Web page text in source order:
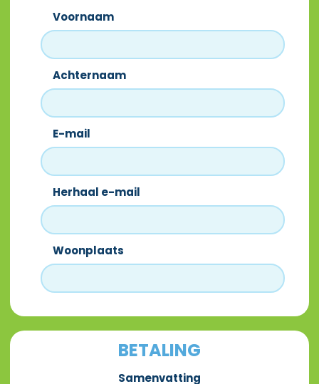
Voornaam
Achternaam
E-mail
Herhaal e-mail
Woonplaats
BETALING
Samenvatting